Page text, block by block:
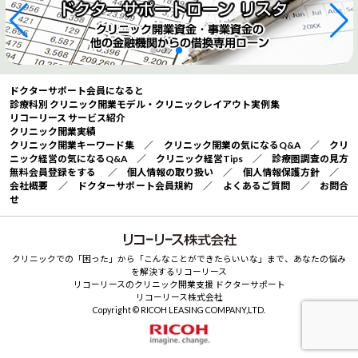
ドクターサポート会員になると
診療科別 クリニック開業モデル・クリニックレイアウト実例集
リコーリース サービス紹介
クリニック開業実績
クリニック開業キーワード集 ／ クリニック開業の気になるQ&A／ クリ
ニック経営の気になるQ&A／ クリニック経営Tips／ 診療圏調査の見方
無料会員登録をする
／ 個人情報の取り扱い ／ 個人情報保護方針 ／
会社概要 ／ ドクターサポート会員規約 ／ よくあるご質問 ／ お問合
せ
クリニックでの「困った」から「こんなことができたらいいな」まで、あなたの悩み
を解決するリコーリース
リコーリースのクリニック開業支援 ドクターサポート
リコーリース株式会社
Copyright © RICOH LEASING COMPANY,LTD.